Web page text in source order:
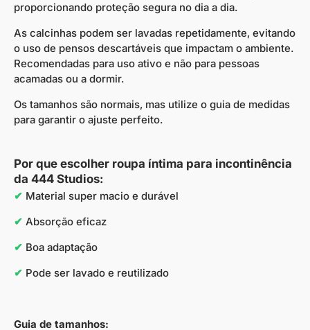
proporcionando proteção segura no dia a dia.
As calcinhas podem ser lavadas repetidamente, evitando
o uso de pensos descartáveis que impactam o ambiente.
Recomendadas para uso ativo e não para pessoas
acamadas ou a dormir.
Os tamanhos são normais, mas utilize o guia de medidas
para garantir o ajuste perfeito.
Por que escolher roupa íntima para incontinência
da 444 Studios:
✔ Material super macio e durável
✔ Absorção eficaz
✔ Boa adaptação
✔ Pode ser lavado e reutilizado
Guia de tamanhos: